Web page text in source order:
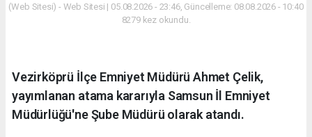
(Web Sitesi) - Web Sitesi | 05.08.2026 - 23:46, Güncelleme: 08.08.2026 - 10:40
8279 kez okundu.
Vezirköprü İlçe Emniyet Müdürü Ahmet Çelik,
yayımlanan atama kararıyla Samsun İl Emniyet
Müdürlüğü'ne Şube Müdürü olarak atandı.